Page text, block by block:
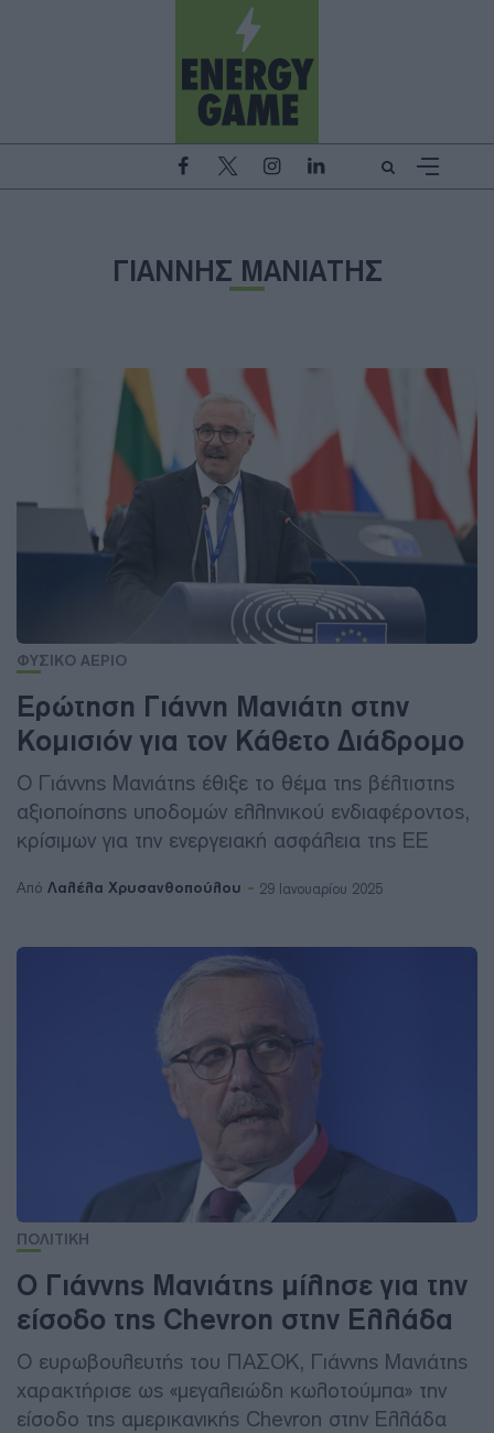
ΓΙΑΝΝΗΣ ΜΑΝΙΑΤΗΣ
ΦΥΣΙΚΟ ΑΕΡΙΟ
Ερώτηση Γιάννη Μανιάτη στην
Κομισιόν για τον Κάθετο Διάδρομο
Ο Γιάννης Μανιάτης έθιξε το θέμα της βέλτιστης
αξιοποίησης υποδομών ελληνικού ενδιαφέροντος,
κρίσιμων για την ενεργειακή ασφάλεια της ΕΕ
Από Λαλέλα Χρυσανθοπούλου 29 Ιανουαρίου 2025
ΠΟΛΙΤΙΚΗ
Ο Γιάννης Μανιάτης μίλησε για την
είσοδο της Chevron στην Ελλάδα
Ο ευρωβουλευτής του ΠΑΣΟΚ, Γιάννης Μανιάτης
χαρακτήρισε ως «μεγαλειώδη κωλοτούμπα» την
είσοδο της αμερικανικής Chevron στην Ελλάδα